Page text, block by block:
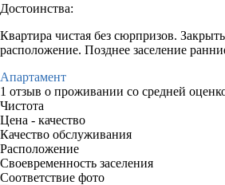
Достоинства:
Квартира чистая без сюрпризов.
расположение. Позднее заселение
Апартамент
1 отзыв о проживании со средней
Чистота
Цена - качество
Качество обслуживания
Расположение
Своевременность заселения
Соответствие фото